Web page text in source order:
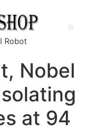
Robot
Nobel
at 94